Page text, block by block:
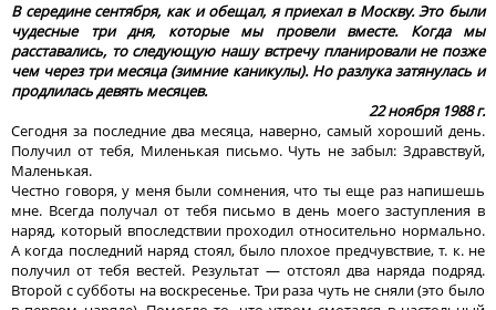
В середине сентября, как и обещал, я приехал в Москву. Это были
чудесные три дня, которые мы провели вместе. Когда мы
расставались, то следующую нашу встречу планировали не позже
чем через три месяца (зимние каникулы). Но разлука затянулась и
продлилась девять месяцев.
22 ноября 1988 г.
Сегодня за последние два месяца, наверно, самый хороший день.
Получил от тебя, Миленькая письмо. Чуть не забыл: Здравствуй,
Маленькая.
Честно говоря, у меня были сомнения, что ты еще раз напишешь
мне. Всегда получал от тебя письмо в день моего заступления в
наряд, который впоследствии проходил относительно нормально.
А когда последний наряд стоял, было плохое предчувствие, т. к. не
получил от тебя вестей. Результат — отстоял два наряда подряд.
Второй с субботы на воскресенье. Три раза чуть не сняли (это было